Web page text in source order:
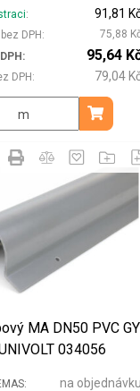
DPH
91,81
75,88
DPH
95,64
79,04
m Přidat
MA DN50 PVC GY
034056
na objednávku